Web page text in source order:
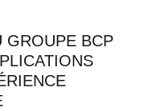
GROUPE BCP